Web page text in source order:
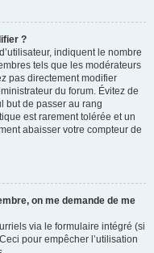
?
indiquent le nombre
tels que les modérateurs
pas directement modifier
du forum. Évitez de
but de passer au rang
est rarement tolérée et un
abaisser votre compteur de
on me demande de me
via le formulaire intégré (si
pour empêcher l’utilisation